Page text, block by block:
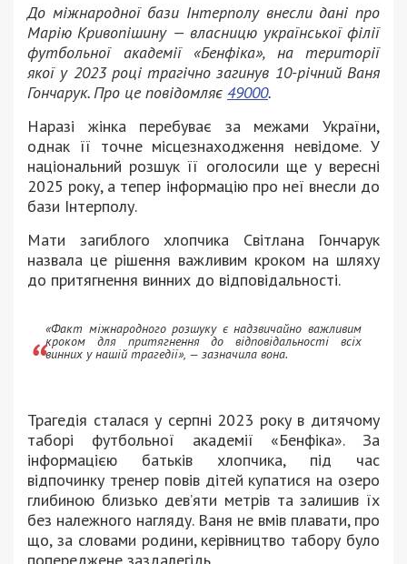
До міжнародної бази Інтерполу внесли дані про
Марію Кривопішину — власницю української філії
футбольної академії «Бенфіка», на території
якої у 2023 році трагічно загинув 10-річний Ваня
Гончарук. Про це повідомляє 49000.
Наразі жінка перебуває за межами України,
однак її точне місцезнаходження невідоме. У
національний розшук її оголосили ще у вересні
2025 року, а тепер інформацію про неї внесли до
бази Інтерполу.
Мати загиблого хлопчика Світлана Гончарук
назвала це рішення важливим кроком на шляху
до притягнення винних до відповідальності.
«Факт міжнародного розшуку є надзвичайно важливим
кроком для притягнення до відповідальності всіх
винних у нашій трагедії», — зазначила вона.
Трагедія сталася у серпні 2023 року в дитячому
таборі футбольної академії «Бенфіка». За
інформацією батьків хлопчика, під час
відпочинку тренер повів дітей купатися на озеро
глибиною близько дев’яти метрів та залишив їх
без належного нагляду. Ваня не вмів плавати, про
що, за словами родини, керівництво табору було